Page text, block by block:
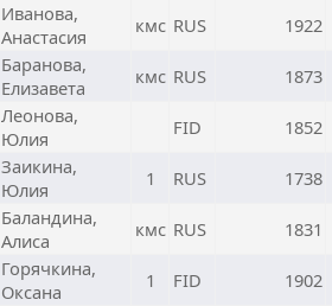
Иванова,
Анастасия
кмс RUS 1922
Баранова,
Елизавета
кмс RUS 1873
Леонова,
Юлия
FID 1852
Заикина,
Юлия
1 RUS 1738
Баландина,
Алиса
кмс RUS 1831
Горячкина,
Оксана
1 FID 1902